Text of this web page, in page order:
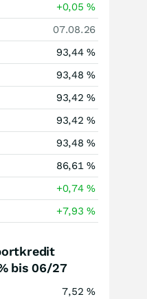
+0,05%
07.08.26
93,44 %
93,48 %
93,42 %
93,42%
93,48%
86,61%
+0,74%
+7,93%
bis 06/27
7,52 %